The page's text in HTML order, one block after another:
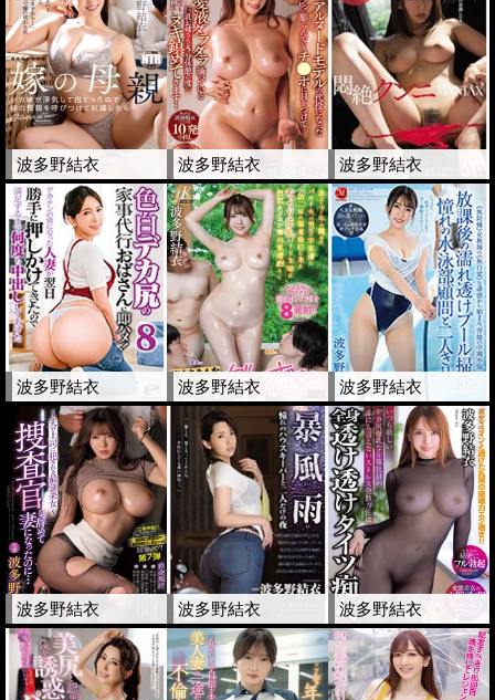
波多野結衣 波多野結衣 波多野結衣
波多野結衣 波多野結衣 波多野結衣
波多野結衣 波多野結衣 波多野結衣